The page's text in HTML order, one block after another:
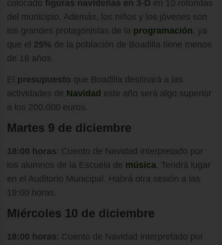
colocado figuras navideñas en 3-D en 10 rotondas
del municipio. Además, los niños y los jóvenes son
los grandes protagonistas de la programación, ya
que el 25% de la población de Boadilla tiene menos
de 18 años.
El presupuesto que Boadilla destinará a las
actividades de Navidad este año será algo superior
a los 200.000 euros.
Martes 9 de diciembre
18:00 horas: Cuento de Navidad interpretado por
los alumnos de la Escuela de música. Tendrá lugar
en el Auditorio Municipal. Habrá otra sesión a las
19:00 horas.
Miércoles 10 de diciembre
18:00 horas: Cuento de Navidad interpretado por